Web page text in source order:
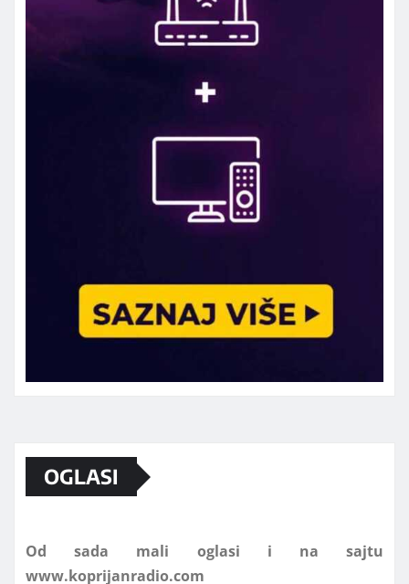
OGLASI
Od sada mali oglasi i na sajtu